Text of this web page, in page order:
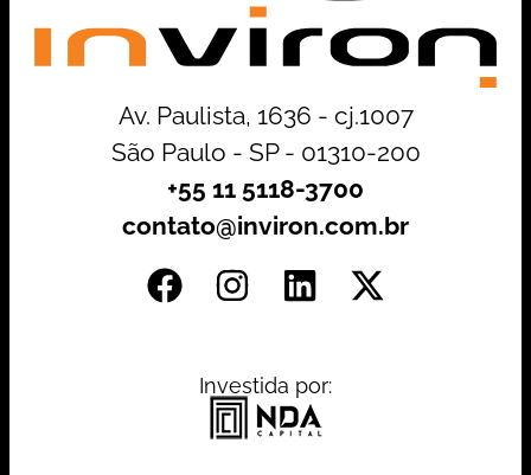
Av. Paulista, 1636 - cj.1007
São Paulo - SP - 01310-200
+55 11 5118-3700
contato@inviron.com.br
Investida por: